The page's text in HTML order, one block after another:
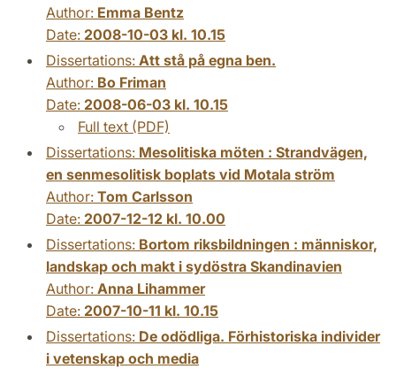
Author: Emma Bentz
Date: 2008-10-03 kl. 10.15
Dissertations: Att stå på egna ben.
Author: Bo Friman
Date: 2008-06-03 kl. 10.15
Full text (PDF)
Dissertations: Mesolitiska möten : Strandvägen,
en senmesolitisk boplats vid Motala ström
Author: Tom Carlsson
Date: 2007-12-12 kl. 10.00
Dissertations: Bortom riksbildningen : människor,
landskap och makt i sydöstra Skandinavien
Author: Anna Lihammer
Date: 2007-10-11 kl. 10.15
Dissertations: De odödliga. Förhistoriska individer
i vetenskap och media